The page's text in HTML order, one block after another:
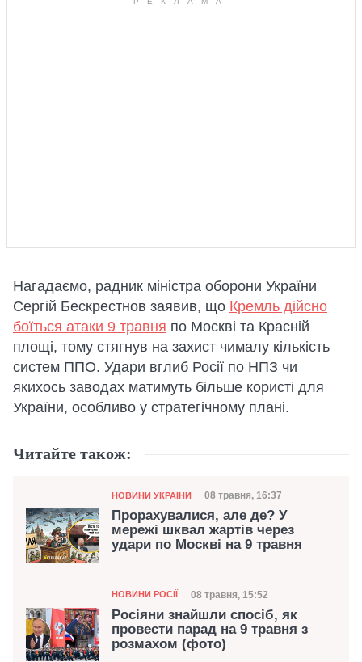
Нагадаємо, радник міністра оборони України
Сергій Бескрестнов заявив, що Кремль дійсно
боїться атаки 9 травня по Москві та Красній
площі, тому стягнув на захист чималу кількість
систем ППО. Удари вглиб Росії по НПЗ чи
якихось заводах матимуть більше користі для
України, особливо у стратегічному плані.
Читайте також:
Категорія
НОВИНИ УКРАЇНИ Дата публікації
08 травня, 16:37
Прорахувалися, але де? У
мережі шквал жартів через
удари по Москві на 9 травня
Категорія
НОВИНИ РОСІЇ Дата публікації
08 травня, 15:52
Росіяни знайшли спосіб, як
провести парад на 9 травня з
розмахом (фото)